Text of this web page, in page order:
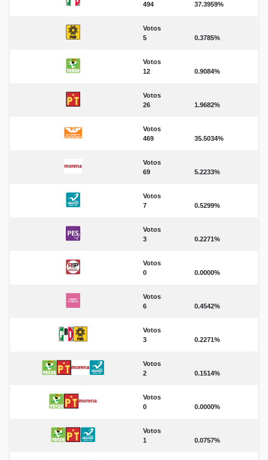
494
37.3959%
Votos
5
0.3785%
Votos
12
0.9084%
Votos
26
1.9682%
Votos
469
35.5034%
Votos
69
5.2233%
Votos
7
0.5299%
Votos
3
0.2271%
Votos
0
0.0000%
Votos
6
0.4542%
Votos
3
0.2271%
Votos
2
0.1514%
Votos
0
0.0000%
Votos
1
0.0757%